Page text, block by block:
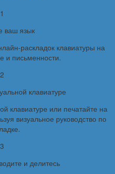
1
ваш язык
раскладок клавиатуры на
и письменности.
2
клавиатуре
клавиатуре или печатайте на
визуальное руководство по
3
и делитесь